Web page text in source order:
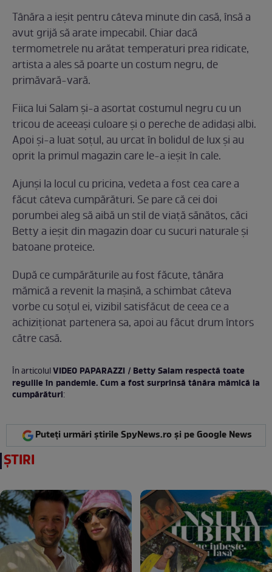
Tânăra a ieșit pentru câteva minute din casă, însă a
avut grijă să arate impecabil. Chiar dacă
termometrele nu arătat temperaturi prea ridicate,
artista a ales să poarte un costum negru, de
primăvară-vară.
Fiica lui Salam și-a asortat costumul negru cu un
tricou de aceeași culoare și o pereche de adidași albi.
Apoi și-a luat soțul, au urcat în bolidul de lux și au
oprit la primul magazin care le-a ieșit în cale.
Ajunși la locul cu pricina, vedeta a fost cea care a
făcut câteva cumpărături. Se pare că cei doi
porumbei aleg să aibă un stil de viață sănătos, căci
Betty a ieșit din magazin doar cu sucuri naturale și
batoane proteice.
După ce cumpărăturile au fost făcute, tânăra
mămică a revenit la mașină, a schimbat câteva
vorbe cu soțul ei, vizibil satisfăcut de ceea ce a
achiziționat partenera sa, apoi au făcut drum întors
către casă.
În articolulVIDEO PAPARAZZI / Betty Salam respectă toate
regulile în pandemie. Cum a fost surprinsă tânăra mămică la
cumpărături:
Puteți urmări știrile SpyNews.ro și pe Google News
ȘTIRI